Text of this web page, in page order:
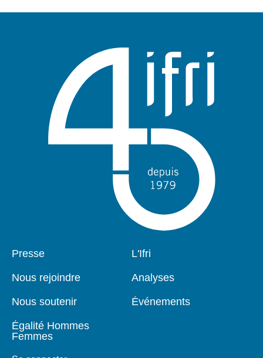
Pied
Presse
Nous rejoindre
Nous soutenir
Égalité Hommes
Femmes
Navigation
L'Ifri
Analyses
Événements